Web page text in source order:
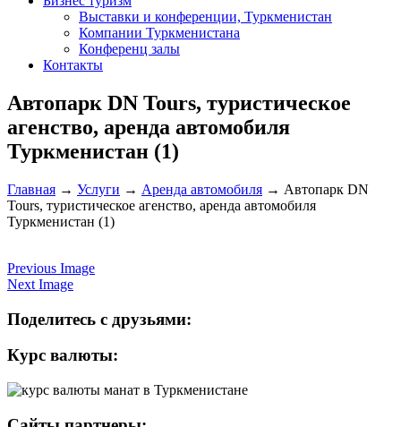
Выставки и конференции, Туркменистан
Компании Туркменистана
Конференц залы
Контакты
Автопарк DN Tours, туристическое
агенство, аренда автомобиля
Туркменистан (1)
Главная → Услуги → Аренда автомобиля → Автопарк DN
Tours, туристическое агенство, аренда автомобиля
Туркменистан (1)
Previous Image
Next Image
Поделитесь с друзьями:
Курс валюты: